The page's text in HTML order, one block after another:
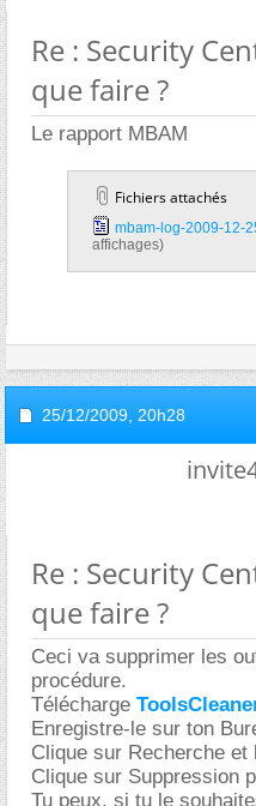
Re : Security
que faire ?
Le rapport MBAM
Fichiers attachés
mbam-log-2009-12-
affichages)
25/12/2009, 20h28
Re : Security
que faire ?
Ceci va supprimer les
procédure.
Télécharge
Enregistre-le sur ton
Clique sur Recherche
Clique sur Suppression
Tu peux, si tu le